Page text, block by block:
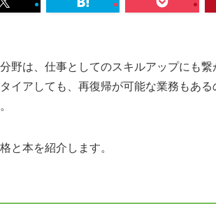
野は、仕事としてのスキルアップにも
イアしても、再復帰が可能な業務もあ
と本を紹介します。